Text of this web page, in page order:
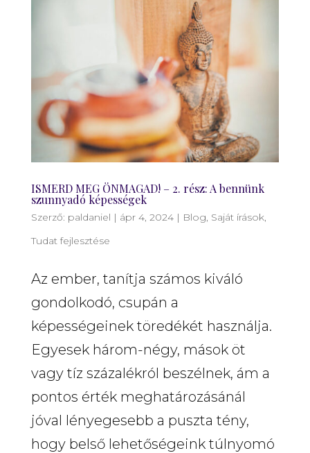
ISMERD MEG ÖNMAGAD! – 2. rész: A bennünk
szunnyadó képességek
Szerző: paldaniel | ápr 4, 2024| Blog Saját írások
Tudat fejlesztése
Az ember, tanítja számos kiváló
gondolkodó, csupán a
képességeinek töredékét használja.
Egyesek három-négy, mások öt
vagy tíz százalékról beszélnek, ám a
pontos érték meghatározásánál
jóval lényegesebb a puszta tény,
hogy belső lehetőségeink túlnyomó